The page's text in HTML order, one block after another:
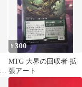
¥300
MTG 大界の回収者 拡
張アート